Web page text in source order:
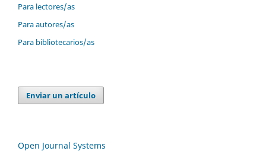
Para lectores/as
Para autores/as
Para bibliotecarios/as
Enviar un artículo
Open Journal Systems